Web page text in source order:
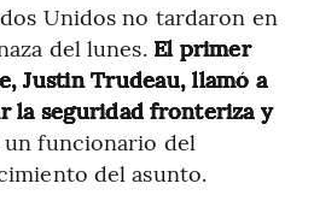
Unidos no tardaron en
del lunes. El primer
Justin Trudeau, llamó a
la seguridad fronteriza y
un funcionario del
del asunto.